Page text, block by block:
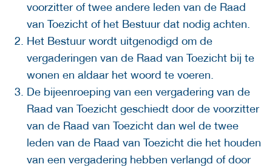
voorzitter of twee andere leden van de Raad
van Toezicht of het Bestuur dat nodig achten.
Het Bestuur wordt uitgenodigd om de
vergaderingen van de Raad van Toezicht bij te
wonen en aldaar het woord te voeren.
De bijeenroeping van een vergadering van de
Raad van Toezicht geschiedt door de voorzitter
van de Raad van Toezicht dan wel de twee
leden van de Raad van Toezicht die het houden
van een vergadering hebben verlangd of door